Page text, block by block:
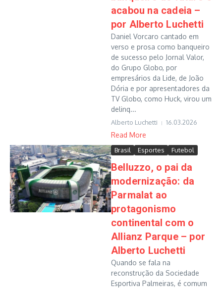
acabou na cadeia –
por Alberto Luchetti
Daniel Vorcaro cantado em
verso e prosa como banqueiro
de sucesso pelo Jornal Valor,
do Grupo Globo, por
empresários da Lide, de João
Dória e por apresentadores da
TV Globo, como Huck, virou um
delinq...
Alberto Luchetti 16.03.2026
Read More
Brasil Esportes Futebol
Belluzzo, o pai da
modernização: da
Parmalat ao
protagonismo
continental com o
Allianz Parque – por
Alberto Luchetti
Quando se fala na
reconstrução da Sociedade
Esportiva Palmeiras, é comum